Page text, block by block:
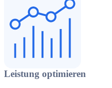
Leistung optimieren